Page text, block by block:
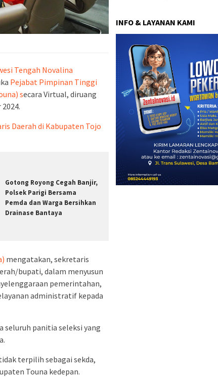
Tengah Novalina
Pejabat Pimpinan Tinggi
secara Virtual, diruang
Daerah di Kabupaten Tojo
Gotong Royong Cegah Banjir,
Polsek Parigi Bersama
Pemda dan Warga Bersihkan
Drainase Bantaya
mengatakan, sekretaris
bupati, dalam menyusun
pemerintahan,
administratif kepada
seluruh panitia seleksi yang
terpilih sebagai sekda,
Touna kedepan.
INFO & LAYANAN KAMI